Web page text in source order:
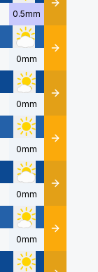
0.5mm Détails
0mm Détails
0mm Détails
0mm Détails
0mm Détails
0mm Détails